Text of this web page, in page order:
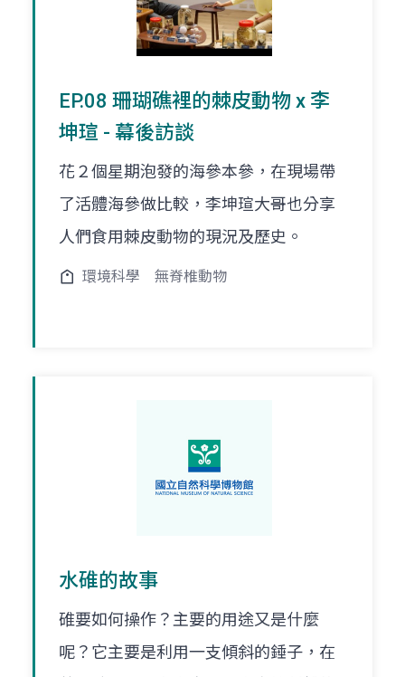
EP.08 珊瑚礁裡的棘皮動物 x 李
坤瑄 - 幕後訪談
花２個星期泡發的海參本參，在現場帶
了活體海參做比較，李坤瑄大哥也分享
人們食用棘皮動物的現況及歷史。
環境科學 無脊椎動物
水碓的故事
碓要如何操作？主要的用途又是什麼
呢？它主要是利用一支傾斜的錘子，在